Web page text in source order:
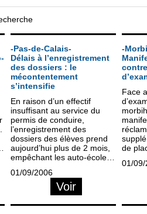
-Pas-de-Calais-
Délais à l’enregistrement
des dossiers : le
mécontentement
s’intensifie
En raison d’un effectif
insuffisant au service du
permis de conduire,
l’enregistrement des
dossiers des élèves prend
aujourd’hui plus de 2 mois,
empêchant les auto-écoles
travailler… Depuis bien un
an et demi,...
01/09/2006
Voir
-
Face
de
01/09/